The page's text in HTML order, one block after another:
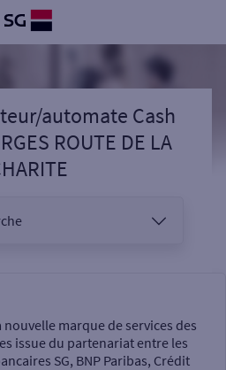
automate Cash
ROUTE DE LA
nouvelle marque de services des
issue du partenariat entre les
SG, BNP Paribas, Crédit